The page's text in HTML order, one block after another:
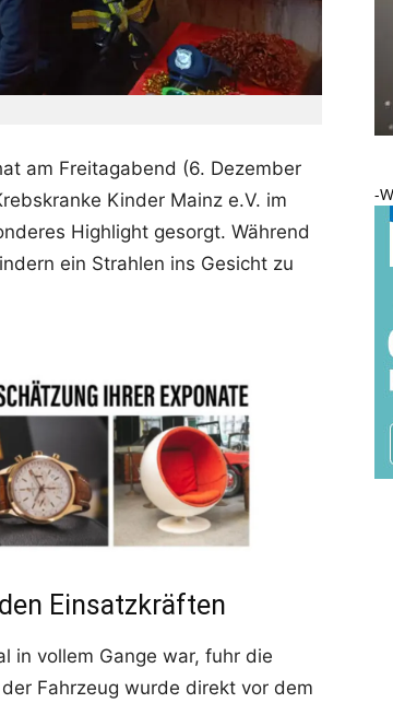
am Freitagabend (6. Dezember
Kinder Mainz e.V. im
Highlight gesorgt. Während
ein Strahlen ins Gesicht zu
Einsatzkräften
in vollem Gange war, fuhr die
Fahrzeug wurde direkt vor dem
-